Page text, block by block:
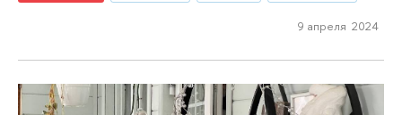
9 апреля 2024